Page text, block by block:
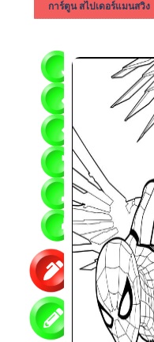
การ์ตูน สไปเดอร์แมนสวิง